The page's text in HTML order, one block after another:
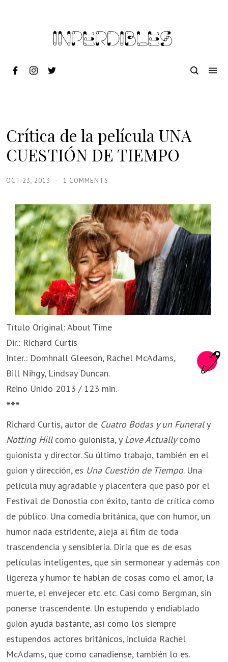
Crítica de la película UNA
CUESTIÓN DE TIEMPO
OCT 23, 2013 1 COMMENTS
Título Original: About Time
Dir.: Richard Curtis
Inter.: Domhnall Gleeson, Rachel McAdams,
Bill Nihgy, Lindsay Duncan.
Reino Unido 2013 / 123 min.
***
Richard Curtis, autor de Cuatro Bodas y un Funeraly
Notting Hillcomo guionista, y Love Actuallycomo
guionista y director. Su último trabajo, también en el
guion y dirección, es Una Cuestión de Tiempo. Una
película muy agradable y placentera que pasó por el
Festival de Donostia con éxito, tanto de crítica como
de público. Una comedia británica, que con humor, un
humor nada estridente, aleja al film de toda
trascendencia y sensiblería. Diría que es de esas
películas inteligentes, que sin sermonear y además con
ligereza y humor te hablan de cosas como el amor, la
muerte, el envejecer etc. etc. Casi como Bergman, sin
ponerse trascendente. Un estupendo y endiablado
guion ayuda bastante, así como los siempre
estupendos actores británicos, incluida Rachel
McAdams, que como canadiense, también lo es.